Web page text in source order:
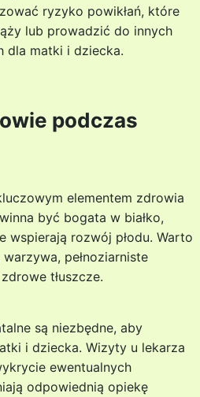
ryzyko powikłań, które
lub prowadzić do innych
dla matki i dziecka.
podczas
elementem zdrowia
być bogata w białko,
wspierają rozwój płodu. Warto
pełnoziarniste
tłuszcze.
są niezbędne, aby
i dziecka. Wizyty u lekarza
ewentualnych
odpowiednią opiekę